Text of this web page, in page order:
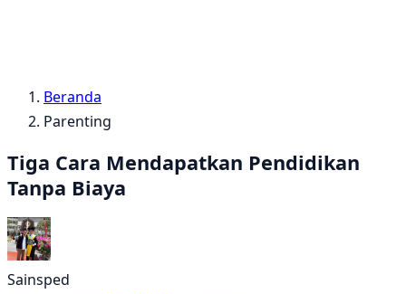
Beranda
Parenting
Tiga Cara Mendapatkan Pendidikan
Tanpa Biaya
Sainsped